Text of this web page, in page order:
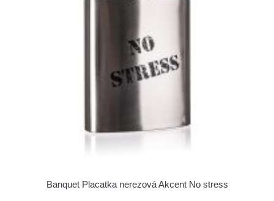
Banquet Placatka nerezová Akcent No stress